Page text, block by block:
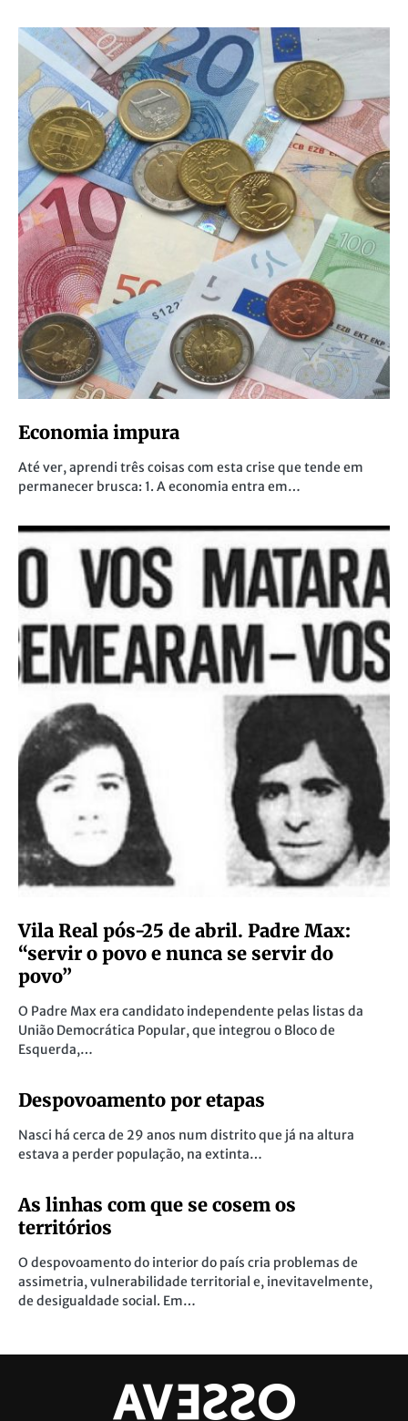
Economia impura
Até ver, aprendi três coisas com esta crise que tende em
permanecer brusca: 1. A economia entra em…
Vila Real pós-25 de abril. Padre Max:
“servir o povo e nunca se servir do
povo”
O Padre Max era candidato independente pelas listas da
União Democrática Popular, que integrou o Bloco de
Esquerda,…
Despovoamento por etapas
Nasci há cerca de 29 anos num distrito que já na altura
estava a perder população, na extinta…
As linhas com que se cosem os
territórios
O despovoamento do interior do país cria problemas de
assimetria, vulnerabilidade territorial e, inevitavelmente,
de desigualdade social. Em…